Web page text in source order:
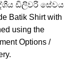
ඩිලිවරි සේවය
Batik Shirt with
using the
Options /